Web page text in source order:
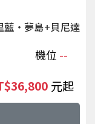
藍‧夢島+貝尼達
機位 --
起